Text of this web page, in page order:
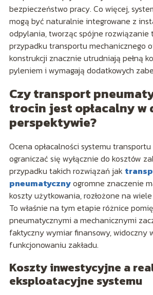
bezpieczeństwo pracy. Co więcej,
mogą być naturalnie integrowane z
odpylania, tworząc spójne rozwiązanie
przypadku transportu mechanicznego
konstrukcji znacznie utrudniają pełną
pyleniem i wymagają dodatkowych
Czy transport
trocin jest opłacalny w
perspektywie?
Ocena opłacalności systemu
ograniczać się wyłącznie do kosztów
przypadku takich rozwiązań jak
pneumatycznyogromne znaczenie
koszty użytkowania, rozłożone na
To właśnie na tym etapie różnice
pneumatycznymi a mechanicznymi
faktyczny wymiar finansowy, widoczny
funkcjonowaniu zakładu.
Koszty inwestycyjne a
eksploatacyjne systemu